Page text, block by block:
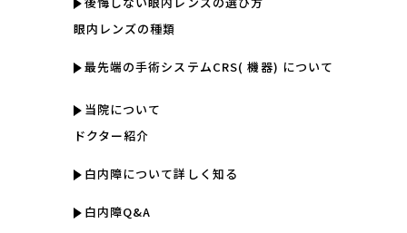
眼内レンズの種類
最先端の手術システムCRS( 機器) について
当院について
ドクター紹介
白内障について詳しく知る
白内障Q&A